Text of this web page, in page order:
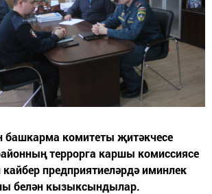
башкарма комитеты җитәкчесе
террорга каршы комиссиясе
предприятиеләрдә иминлек
белән кызыксындылар.